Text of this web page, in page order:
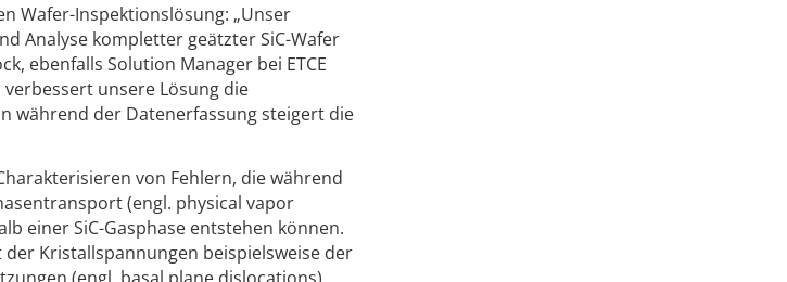
Wafer-Inspektionslösung: „Unser
Analyse kompletter geätzter SiC-Wafer
ebenfalls Solution Manager bei ETCE
unsere Lösung die
während der Datenerfassung steigert die
von Fehlern, die während
(engl. physical vapor
einer SiC-Gasphase entstehen können.
Kristallspannungen beispielsweise der
(engl. basal plane dislocations)